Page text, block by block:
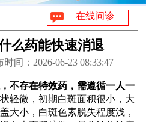
在线问诊
么药能快速消退
时间：2026-06-23 08:33:47
存在特效药，需遵循一人一
轻微，初期白斑面积很小，大
大小，白斑色素脱失程度浅，